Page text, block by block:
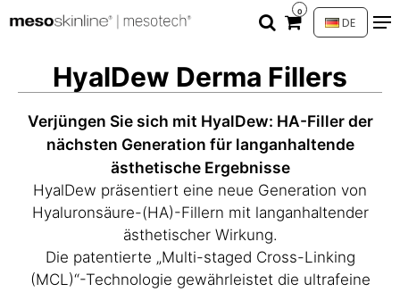
0
DE
HyalDew Derma Fillers
Verjüngen Sie sich mit HyalDew: HA-Filler der
nächsten Generation für langanhaltende
ästhetische Ergebnisse
HyalDew präsentiert eine neue Generation von
Hyaluronsäure-(HA)-Fillern mit langanhaltender
ästhetischer Wirkung.
Die patentierte „Multi-staged Cross-Linking
(MCL)“-Technologie gewährleistet die ultrafeine